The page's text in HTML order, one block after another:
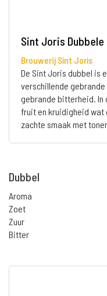
Sint Joris Dubbele
Brouwerij Sint Joris
De Sint Joris dubbel is
verschillende
gebrande bitterheid. In
fruit en kruidigheid wat
zachte smaak met
Dubbel
Aroma
Zoet
Zuur
Bitter